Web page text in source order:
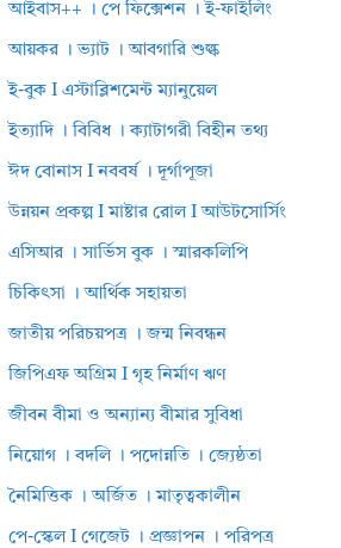
আইবাস++ । পে ফিক্সেশন । ই-ফাইলিং
আয়কর । ভ্যাট । আবগারি শুল্ক
ই-বুক I এস্টাব্লিশমেন্ট ম্যানুয়েল
ইত্যাদি । বিবিধ । ক্যাটাগরী বিহীন তথ্য
ঈদ বোনাস I নববর্ষ । দূর্গাপূজা
উন্নয়ন প্রকল্প I মাষ্টার রোল I আউটসোর্সিং
এসিআর । সার্ভিস বুক । স্মারকলিপি
চিকিৎসা । আর্থিক সহায়তা
জাতীয় পরিচয়পত্র । জন্ম নিবন্ধন
জিপিএফ অগ্রিম I গৃহ নির্মাণ ঋণ
জীবন বীমা ও অন্যান্য বীমার সুবিধা
নিয়োগ । বদলি । পদোন্নতি । জ্যেষ্ঠতা
নৈমিত্তিক । অর্জিত । মাতৃত্বকালীন
পে-স্কেল I গেজেট । প্রজ্ঞাপন । পরিপত্র